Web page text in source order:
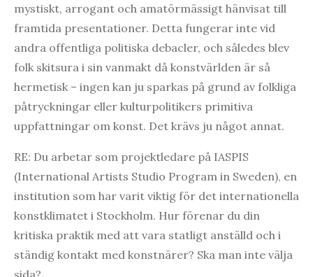
mystiskt, arrogant och amatörmässigt hänvisat till
framtida presentationer. Detta fungerar inte vid
andra offentliga politiska debacler, och således blev
folk skitsura i sin vanmakt då konstvärlden är så
hermetisk – ingen kan ju sparkas på grund av folkliga
påtryckningar eller kulturpolitikers primitiva
uppfattningar om konst. Det krävs ju något annat.
RE: Du arbetar som projektledare på IASPIS
(International Artists Studio Program in Sweden), en
institution som har varit viktig för det internationella
konstklimatet i Stockholm. Hur förenar du din
kritiska praktik med att vara statligt anställd och i
ständig kontakt med konstnärer? Ska man inte välja
sida?